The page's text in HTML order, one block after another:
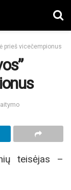
prieš vicečempionus
teisėjas –